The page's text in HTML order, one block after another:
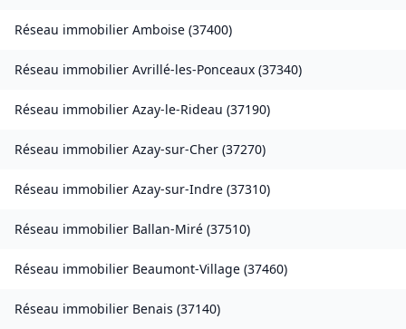
Réseau immobilier Amboise (37400)
Réseau immobilier Avrillé-les-Ponceaux (37340)
Réseau immobilier Azay-le-Rideau (37190)
Réseau immobilier Azay-sur-Cher (37270)
Réseau immobilier Azay-sur-Indre (37310)
Réseau immobilier Ballan-Miré (37510)
Réseau immobilier Beaumont-Village (37460)
Réseau immobilier Benais (37140)